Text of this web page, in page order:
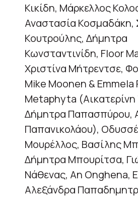
Κικίδη, Μάρκελλος
Αναστασία Κοσμαδάκη,
Κουτρούλης, Δήμητρα
Κωνσταντινίδη, Floor
Χριστίνα Μήτρεντσε,
Mike Moonen & Emmela
Metaphyta
Δήμητρα Παπασπύρου,
Παπανικολάου),
Μουρέλλος, Βασίλης
Δήμητρα Μπουρίτσα,
Νάθενας, An Onghena,
Αλεξάνδρα